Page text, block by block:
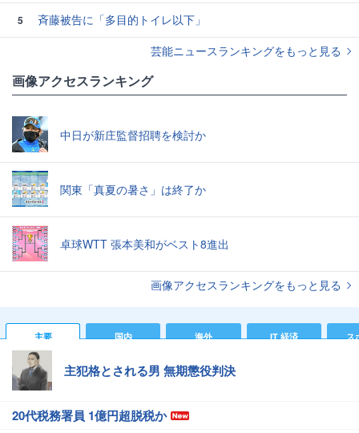
5
斉藤被告に「多目的トイレ以下」
芸能ニュースランキングをもっと見る
画像アクセスランキング
中日が新庄監督招聘を検討か
関東「真夏の暑さ」は終了か
卓球WTT 張本美和がベスト8進出
画像アクセスランキングをもっと見る
主要 国内 海外 IT 経済 ス
主犯格とされる男 無期懲役判決
20代税務署員 1億円超脱税か